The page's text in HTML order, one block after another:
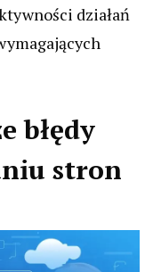
działań
błędy
stron